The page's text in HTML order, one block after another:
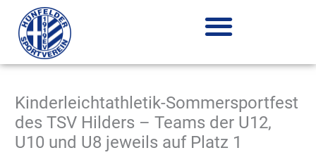
Inhalt
springen
Kinderleichtathletik-Sommersportfest
des TSV Hilders – Teams der U12,
U10 und U8 jeweils auf Platz 1